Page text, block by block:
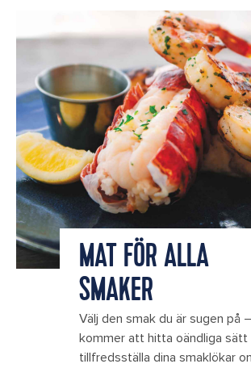
MAT FÖR ALLA
SMAKER
Välj den smak du är sugen på
kommer att hitta oändliga
tillfredsställa dina smaklökar